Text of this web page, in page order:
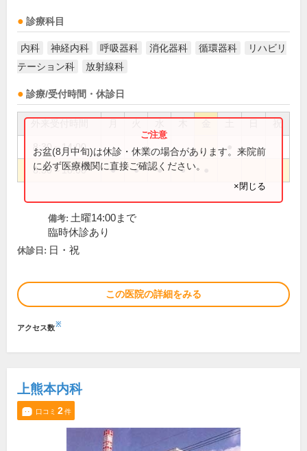
診療科目
内科 神経内科 呼吸器科 消化器科 循環器科
リハビリ
テーション科
放射線科
診療/受付時間・休診日
祝
8:30～14:00
8:30～18:00 ● ● ● ●
お盆(8月中旬)は休診・休業の場合があります。来院前
に必ず医療機関に直接ご確認ください。
×閉じる
備考: 土曜14:00まで
臨時休診あり
休診日: 日・祝
この医院の詳細をみる
アクセス数※
上熊本内科
口コミ 2件